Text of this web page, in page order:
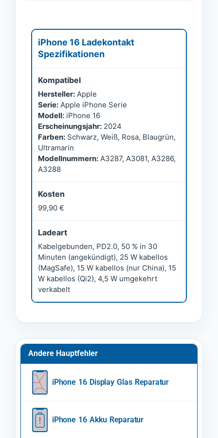
iPhone 16 Ladekontakt
Spezifikationen
Kompatibel
Hersteller: Apple
Serie: Apple iPhone Serie
Modell: iPhone 16
Erscheinungsjahr: 2024
Farben: Schwarz, Weiß, Rosa, Blaugrün,
Ultramarin
Modellnummern: A3287, A3081, A3286,
A3288
Kosten
99,90 €
Ladeart
Kabelgebunden, PD2.0, 50 % in 30
Minuten (angekündigt), 25 W kabellos
(MagSafe), 15 W kabellos (nur China), 15
W kabellos (Qi2), 4,5 W umgekehrt
verkabelt
Andere Hauptfehler
iPhone 16 Display Glas Reparatur
iPhone 16 Akku Reparatur